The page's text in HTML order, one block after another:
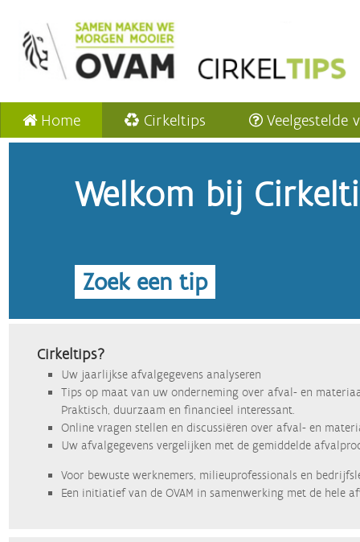
Home Cirkeltips Veelgestelde
Welkom bij
Zoek een tip
Cirkeltips?
Uw jaarlijkse afvalgegevens analyseren
Tips op maat van uw onderneming over afval- en
Praktisch, duurzaam en financieel interessant.
Online vragen stellen en discussiëren over afval- en
Uw afvalgegevens vergelijken met de gemiddelde
Voor bewuste werknemers, milieuprofessionals en
Een initiatief van de OVAM in samenwerking met de hele